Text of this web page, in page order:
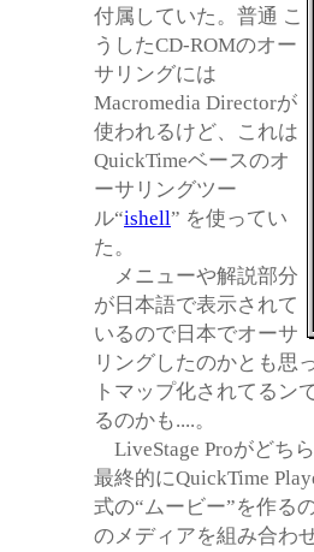
付属していた。普通 こ
うしたCD-ROMのオー
サリングには
Macromedia Directorが
使われるけど、これは
QuickTimeベースのオ
ーサリングツー
ル“ishell” を使ってい
た。
メニューや解説部分
が日本語で表示されて
いるので日本でオーサ
リングしたのかとも思
トマップ化されてるン
るのかも....。
LiveStage Proがどち
最終的にQuickTime
式の“ムービー”を作る
のメディアを組み合わ